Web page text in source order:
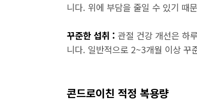
니다. 위에 부담을 줄일 수 있기 때
꾸준한 섭취 : 관절 건강 개선은 하
니다. 일반적으로 2~3개월 이상 꾸
콘드로이친 적정 복용량